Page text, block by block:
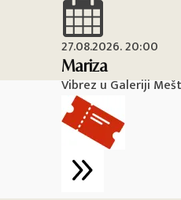
27.08.2026. 20:00
Mariza
Vibrez u Galeriji